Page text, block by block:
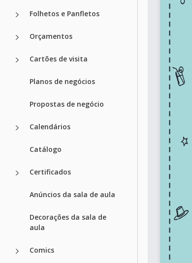
Folhetos e Panfletos
Orçamentos
Cartões de visita
Planos de negócios
Propostas de negócio
Calendários
Catálogo
Certificados
Anúncios da sala de aula
Decorações da sala de
aula
Comics